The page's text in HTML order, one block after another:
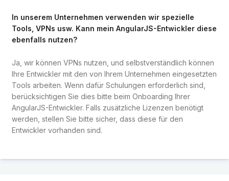
In unserem Unternehmen verwenden wir spezielle
Tools, VPNs usw. Kann mein AngularJS-Entwickler diese
ebenfalls nutzen?
Ja, wir können VPNs nutzen, und selbstverständlich können
Ihre Entwickler mit den von Ihrem Unternehmen eingesetzten
Tools arbeiten. Wenn dafür Schulungen erforderlich sind,
berücksichtigen Sie dies bitte beim Onboarding Ihrer
AngularJS-Entwickler. Falls zusätzliche Lizenzen benötigt
werden, stellen Sie bitte sicher, dass diese für den
Entwickler vorhanden sind.